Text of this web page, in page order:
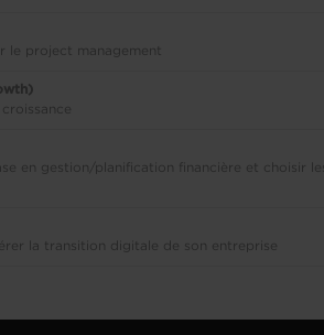
le project management
en gestion/planification financière et choisir les
la transition digitale de son entreprise